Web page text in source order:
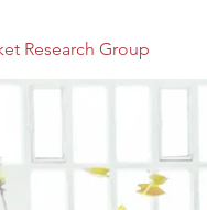
Research Group